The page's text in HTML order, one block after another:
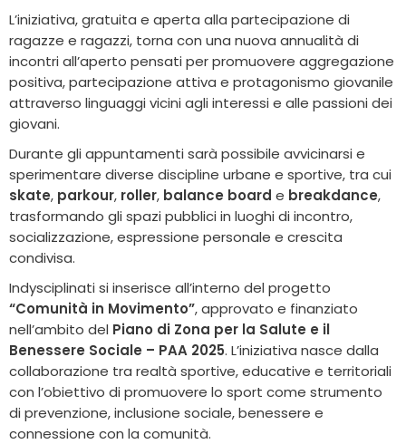
L’iniziativa, gratuita e aperta alla partecipazione di
ragazze e ragazzi, torna con una nuova annualità di
incontri all’aperto pensati per promuovere aggregazione
positiva, partecipazione attiva e protagonismo giovanile
attraverso linguaggi vicini agli interessi e alle passioni dei
giovani.
Durante gli appuntamenti sarà possibile avvicinarsi e
sperimentare diverse discipline urbane e sportive, tra cui
skate, parkour, roller, balance board e breakdance,
trasformando gli spazi pubblici in luoghi di incontro,
socializzazione, espressione personale e crescita
condivisa.
Indysciplinati si inserisce all’interno del progetto
“Comunità in Movimento”, approvato e finanziato
nell’ambito del Piano di Zona per la Salute e il
Benessere Sociale – PAA 2025. L’iniziativa nasce dalla
collaborazione tra realtà sportive, educative e territoriali
con l’obiettivo di promuovere lo sport come strumento
di prevenzione, inclusione sociale, benessere e
connessione con la comunità.